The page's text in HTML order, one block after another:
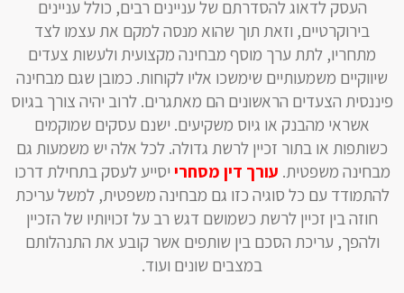
העסק לדאוג להסדרתם של עניינים רבים, כולל עניינים
בירוקרטיים, וזאת תוך שהוא מנסה למקם את עצמו לצד
מתחריו, לתת ערך מוסף מבחינה מקצועית ולעשות צעדים
שיווקיים משמעותיים שימשכו אליו לקוחות. כמובן שגם מבחינה
פיננסית הצעדים הראשונים הם מאתגרים. לרוב יהיה צורך בגיוס
אשראי מהבנק או גיוס משקיעים. ישנם עסקים שמוקמים
כשותפות או בתור זכיין לרשת גדולה. לכל אלה יש משמעות גם
מבחינה משפטית. עורך דין מסחרי יסייע לעסק בתחילת דרכו
להתמודד עם כל סוגיה כזו גם מבחינה משפטית, למשל עריכת
חוזה בין זכיין לרשת כשמושם דגש רב על זכויותיו של הזכיין
ולהפך, עריכת הסכם בין שותפים אשר קובע את התנהלותם
במצבים שונים ועוד.